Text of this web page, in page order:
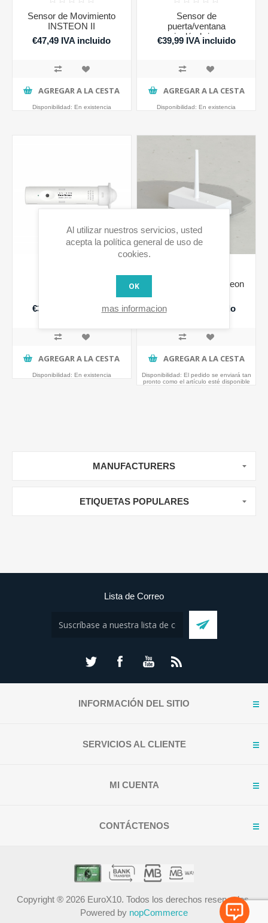
Sensor de Movimiento
INSTEON II
€47,49 IVA incluido
AGREGAR A LA CESTA
Disponibilidad: En existencia
Sensor de
puerta/ventana
inalámbrico
€39,99 IVA incluido
AGREGAR A LA CESTA
Disponibilidad: En existencia
€39,99 IVA incluido
AGREGAR A LA CESTA
Disponibilidad: En existencia
Sensor de fugas Insteon
€43,12 IVA incluido
AGREGAR A LA CESTA
Disponibilidad: El pedido se enviará tan
pronto como el artículo esté disponible
MANUFACTURERS
ETIQUETAS POPULARES
Lista de Correo
INFORMACIÓN DEL SITIO
SERVICIOS AL CLIENTE
MI CUENTA
CONTÁCTENOS
Copyright ® 2026 EuroX10. Todos los derechos reservados.
Powered by nopCommerce
Al utilizar nuestros servicios, usted
acepta la política general de uso de
cookies.
OK
mas informacion